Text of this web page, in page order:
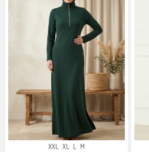
M
L
XL
XXL